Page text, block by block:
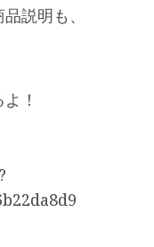
説明も、
！